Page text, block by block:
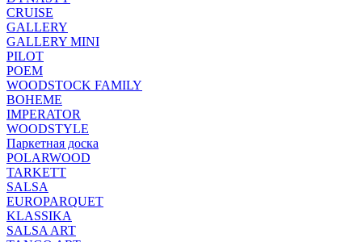
CRUISE
GALLERY
GALLERY MINI
PILOT
POEM
WOODSTOCK FAMILY
BOHEME
IMPERATOR
WOODSTYLE
Паркетная доска
POLARWOOD
TARKETT
SALSA
EUROPARQUET
KLASSIKA
SALSA ART